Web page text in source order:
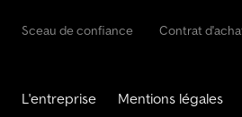
Sceau de confiance Contrat
L'entreprise Mentions légales